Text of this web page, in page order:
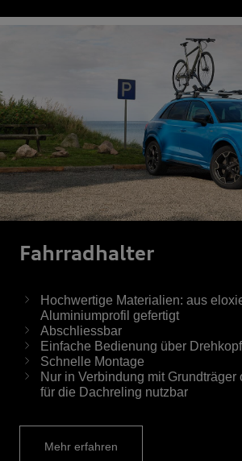
Fahrrad­halter
Hochwertige Materialien: aus
Aluminiumprofil gefertigt
Abschliessbar
Einfache Bedienung über
Schnelle Montage
Nur in Verbindung mit Grundträger
für die Dachreling nutzbar
Mehr erfahren